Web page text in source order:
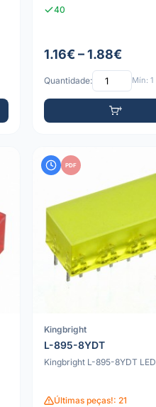
40
1.16€ – 1.88€
Quantidade: Mín: 1
PDF
Kingbright
L-895-8YDT
Kingbright L-895-8YDT LED
Últimas peças!: 21